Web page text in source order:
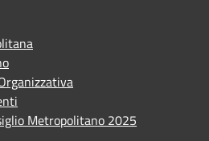
Metropolitano 2025